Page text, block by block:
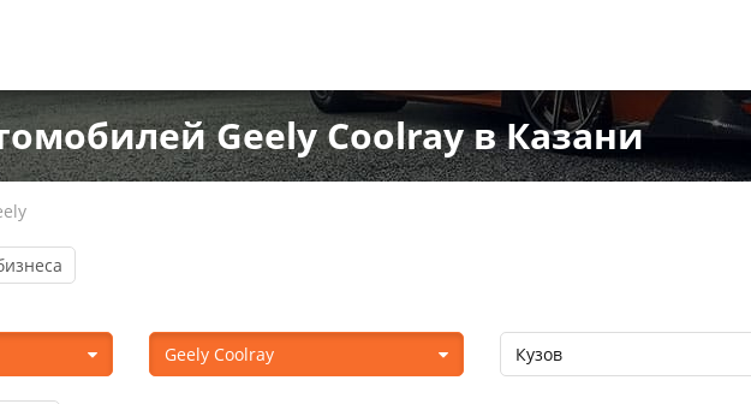
Geely Coolray в Казани
Geely Coolray Кузов